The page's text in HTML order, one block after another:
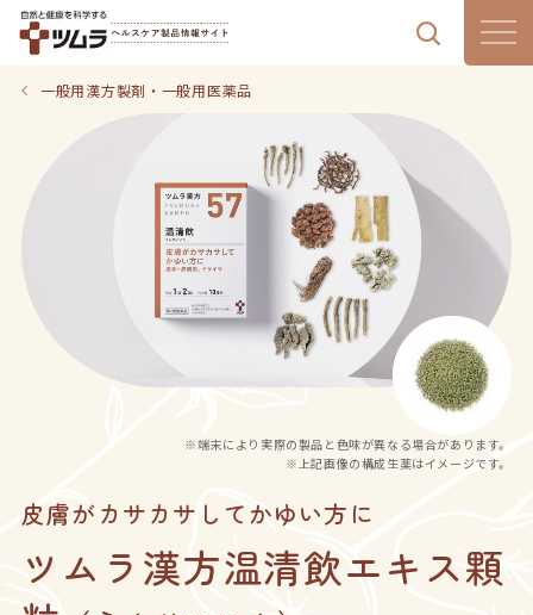
製品情報
漢方のある暮らし
はじめての漢方
気血水チェック
企業サイトへ
ヘルスケア製品チャットボット
一般用漢方製剤・一般用医薬品
※端末により実際の製品と色味が異なる場合があります。
※上記画像の構成生薬はイメージです。
皮膚がカサカサしてかゆい方に
ツムラ漢方温清飲エキス顆